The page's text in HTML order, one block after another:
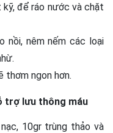
để ráo nước và chặt
nồi, nêm nếm các loại
thơm ngon hơn.
trợ lưu thông máu
10gr trùng thảo và